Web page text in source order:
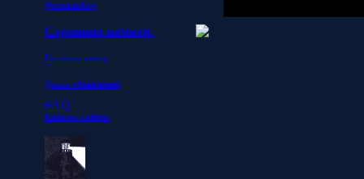
Фотоальбом
Страница памяти.
Гостевая книга
Доска объявлений
FAQ
Каталог сайтов